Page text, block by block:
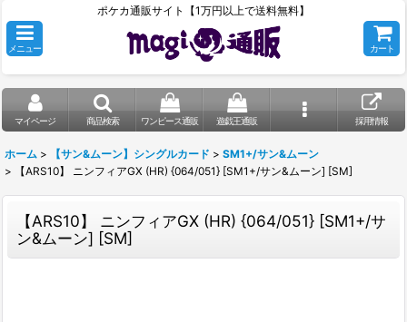
ポケカ通販サイト【1万円以上で送料無料】
メニュー カート
マイページ 商品検索 ワンピース通販 遊戯王通販 採用情報
ホーム > 【サン&ムーン】シングルカード > SM1+/サン&ムーン
>
【ARS10】 ニンフィアGX (HR) {064/051} [SM1+/サン&ムーン] [SM]
【ARS10】 ニンフィアGX (HR) {064/051} [SM1+/サ
ン&ムーン] [SM]